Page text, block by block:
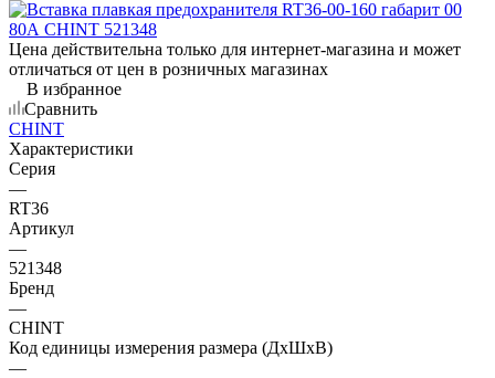
Цена действительна только для интернет-магазина и может
отличаться от цен в розничных магазинах
В избранное
Сравнить
CHINT
Характеристики
Серия
—
RT36
Артикул
—
521348
Бренд
—
CHINT
Код единицы измерения размера (ДхШхВ)
—